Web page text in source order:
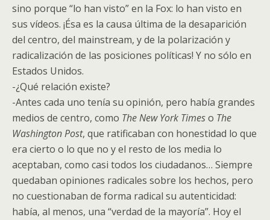
sino porque “lo han visto” en la Fox: lo han visto en
sus vídeos. ¡Ésa es la causa última de la desaparición
del centro, del mainstream, y de la polarización y
radicalización de las posiciones políticas! Y no sólo en
Estados Unidos.
-¿Qué relación existe?
-Antes cada uno tenía su opinión, pero había grandes
medios de centro, como The New York Timeso The
Washington Post, que ratificaban con honestidad lo que
era cierto o lo que no y el resto de los media lo
aceptaban, como casi todos los ciudadanos… Siempre
quedaban opiniones radicales sobre los hechos, pero
no cuestionaban de forma radical su autenticidad:
había, al menos, una “verdad de la mayoría”. Hoy el